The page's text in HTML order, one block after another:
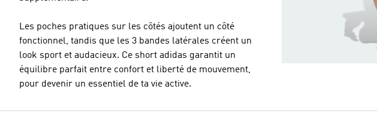
Les poches pratiques sur les côtés ajoutent un côté
fonctionnel, tandis que les 3 bandes latérales créent un
look sport et audacieux. Ce short adidas garantit un
équilibre parfait entre confort et liberté de mouvement,
pour devenir un essentiel de ta vie active.